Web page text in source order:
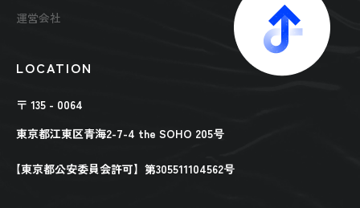
運営会社
LOCATION
〒 135 - 0064
東京都江東区青海2-7-4 the SOHO 205号
【東京都公安委員会許可】第305511104562号